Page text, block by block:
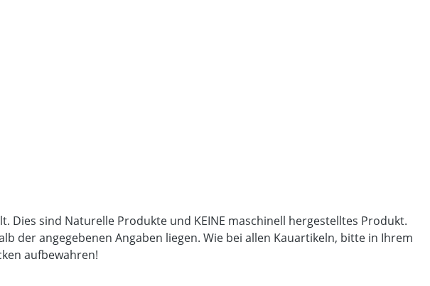
Dies sind Naturelle Produkte und KEINE maschinell hergestelltes Produkt.
der angegebenen Angaben liegen. Wie bei allen Kauartikeln, bitte in Ihrem
aufbewahren!